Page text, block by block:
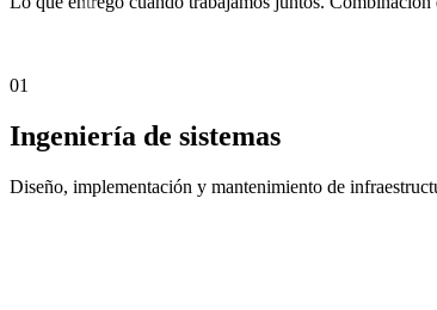
01
Ingeniería de sistemas
Diseño, implementación y mantenimiento de